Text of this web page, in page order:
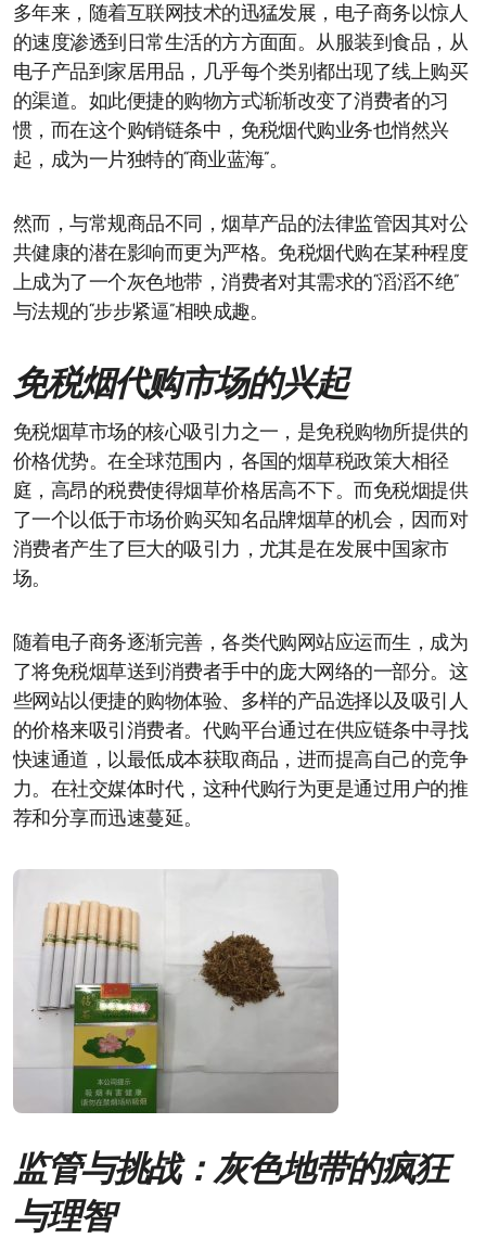
多年来，随着互联网技术的迅猛发展，电子商务以惊人
的速度渗透到日常生活的方方面面。从服装到食品，从
电子产品到家居用品，几乎每个类别都出现了线上购买
的渠道。如此便捷的购物方式渐渐改变了消费者的习
惯，而在这个购销链条中，免税烟代购业务也悄然兴
起，成为一片独特的“商业蓝海”。
然而，与常规商品不同，烟草产品的法律监管因其对公
共健康的潜在影响而更为严格。免税烟代购在某种程度
上成为了一个灰色地带，消费者对其需求的“滔滔不绝”
与法规的“步步紧逼”相映成趣。
免税烟代购市场的兴起
免税烟草市场的核心吸引力之一，是免税购物所提供的
价格优势。在全球范围内，各国的烟草税政策大相径
庭，高昂的税费使得烟草价格居高不下。而免税烟提供
了一个以低于市场价购买知名品牌烟草的机会，因而对
消费者产生了巨大的吸引力，尤其是在发展中国家市
场。
随着电子商务逐渐完善，各类代购网站应运而生，成为
了将免税烟草送到消费者手中的庞大网络的一部分。这
些网站以便捷的购物体验、多样的产品选择以及吸引人
的价格来吸引消费者。代购平台通过在供应链条中寻找
快速通道，以最低成本获取商品，进而提高自己的竞争
力。在社交媒体时代，这种代购行为更是通过用户的推
荐和分享而迅速蔓延。
监管与挑战：灰色地带的疯狂
与理智